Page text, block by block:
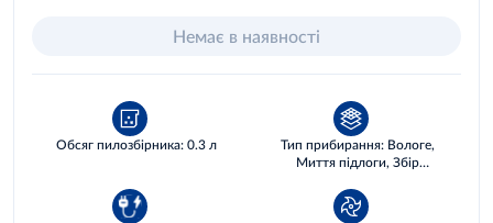
Немає в наявності
Обсяг пилозбірника: 0.3 л
Тип прибирання: Вологе,
Миття підлоги, Збір